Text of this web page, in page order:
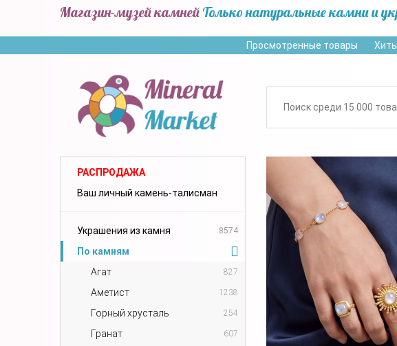
Магазин-музей камней Только натуральные камни и
Просмотренные товары Хиты
РАСПРОДАЖА
Ваш личный камень-талисман
Украшения из камня 8574
По камням
Агат
827
Аметист 1238
Горный хрусталь 254
Гранат 607